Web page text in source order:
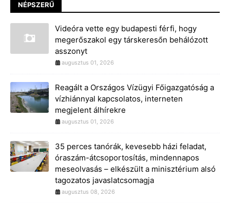
NÉPSZERŰ
Videóra vette egy budapesti férfi, hogy
megerőszakol egy társkeresőn behálózott
asszonyt
augusztus 01, 2026
Reagált a Országos Vízügyi Főigazgatóság a
vízhiánnyal kapcsolatos, interneten
megjelent álhírekre
augusztus 01, 2026
35 perces tanórák, kevesebb házi feladat,
óraszám-átcsoportosítás, mindennapos
meseolvasás – elkészült a minisztérium alsó
tagozatos javaslatcsomagja
augusztus 08, 2026